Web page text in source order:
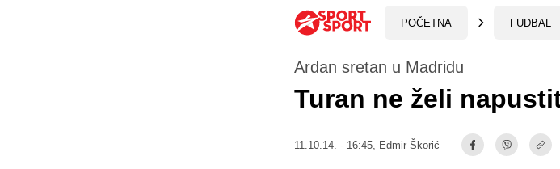
POČETNA FUDBAL
Ardan sretan u Madridu
Turan ne želi
11.10.14. - 16:45, Edmir Škorić